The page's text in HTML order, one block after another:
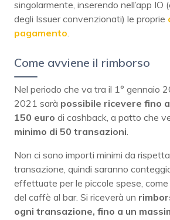
singolarmente, inserendo nell’app IO
degli Issuer convenzionati) le proprie
pagamento
Come avviene il rimborso
Nel periodo che va tra il 1° gennaio
2021 sarà possibile ricevere fino
150 euro di cashback, a patto che
minimo di 50 transazioni
Non ci sono importi minimi da
transazione, quindi saranno
effettuate per le piccole spese, come
del caffè al bar. Si riceverà un
ogni transazione, fino a un